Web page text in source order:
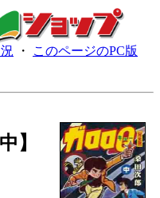
・ このページのPC版
】